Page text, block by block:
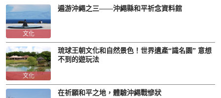
文化
遍游沖繩之三——沖繩縣和平祈念資料館
文化
琉球王朝文化和自然景色！世界遺產“識名園” 意想
不到的遊玩法
在祈願和平之地，體驗沖繩戰慘狀